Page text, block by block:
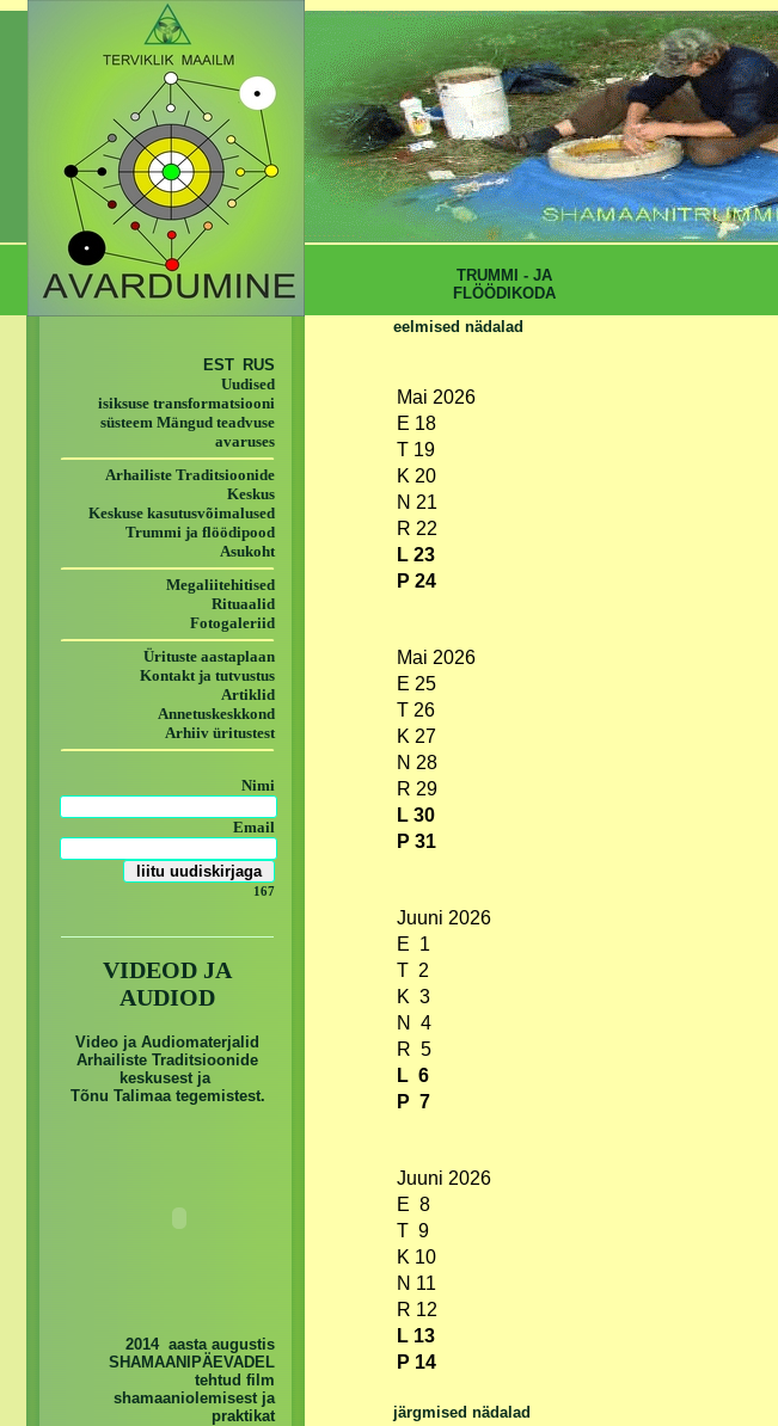
eelmised nädalad
Mai 2026
E 18
T 19
K 20
N 21
R 22
L 23
P 24
Mai 2026
E 25
T 26
K 27
N 28
R 29
L 30
P 31
Juuni 2026
E 1
T 2
K 3
N 4
R 5
L 6
P 7
Juuni 2026
E 8
T 9
K 10
N 11
R 12
L 13
P 14
järgmised nädalad
EST RUS
Uudised
isiksuse transformatsiooni
süsteem Mängud teadvuse
avaruses
Arhailiste Traditsioonide
Keskus
Keskuse kasutusvõimalused
Trummi ja flöödipood
Asukoht
Megaliitehitised
Rituaalid
Fotogaleriid
Ürituste aastaplaan
Kontakt ja tutvustus
Artiklid
Annetuskeskkond
Arhiiv üritustest
Nimi
Email
167
VIDEOD JA
AUDIOD
Video ja Audiomaterjalid
Arhailiste Traditsioonide
keskusest ja
Tõnu Talimaa tegemistest.
2014 aasta augustis
SHAMAANIPÄEVADEL
tehtud film
shamaaniolemisest ja
praktikat
TRUMMI - JA
FLÖÖDIKODA